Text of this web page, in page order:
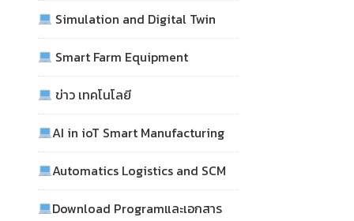
Simulation and Digital Twin
Smart Farm Equipment
ข่าว เทคโนโลยี
AI in ioT Smart Manufacturing
Automatics Logistics and SCM
Download Programและเอกสาร